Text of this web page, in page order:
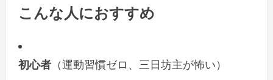
こんな人におすすめ
初心者 （運動習慣ゼロ、三日坊主が怖い）